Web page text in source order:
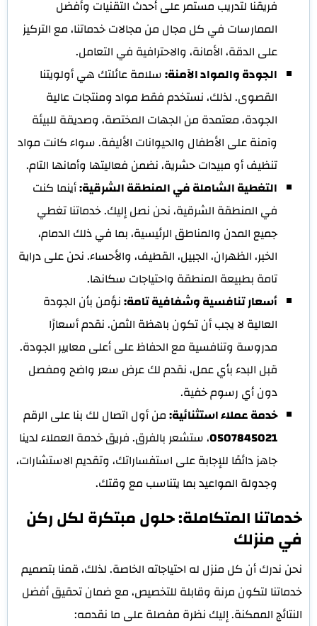
فريقنا لتدريب مستمر على أحدث التقنيات وأفضل
الممارسات في كل مجال من مجالات خدماتنا، مع التركيز
على الدقة، الأمانة، والاحترافية في التعامل.
الجودة والمواد الآمنة:سلامة عائلتك هي أولويتنا
القصوى. لذلك، نستخدم فقط مواد ومنتجات عالية
الجودة، معتمدة من الجهات المختصة، وصديقة للبيئة
وآمنة على الأطفال والحيوانات الأليفة. سواء كانت مواد
تنظيف أو مبيدات حشرية، نضمن فعاليتها وأمانها التام.
التغطية الشاملة في المنطقة الشرقية:أينما كنت
في المنطقة الشرقية، نحن نصل إليك. خدماتنا تغطي
جميع المدن والمناطق الرئيسية، بما في ذلك الدمام،
الخبر، الظهران، الجبيل، القطيف، والأحساء. نحن على دراية
تامة بطبيعة المنطقة واحتياجات سكانها.
أسعار تنافسية وشفافية تامة:نؤمن بأن الجودة
العالية لا يجب أن تكون باهظة الثمن. نقدم أسعارًا
مدروسة وتنافسية مع الحفاظ على أعلى معايير الجودة.
قبل البدء بأي عمل، نقدم لك عرض سعر واضح ومفصل
دون أي رسوم خفية.
خدمة عملاء استثنائية:من أول اتصال لك بنا على الرقم
0507845021، ستشعر بالفرق. فريق خدمة العملاء لدينا
جاهز دائمًا للإجابة على استفساراتك، وتقديم الاستشارات،
وجدولة المواعيد بما يتناسب مع وقتك.
خدماتنا المتكاملة: حلول مبتكرة لكل ركن
في منزلك
نحن ندرك أن كل منزل له احتياجاته الخاصة. لذلك، قمنا بتصميم
خدماتنا لتكون مرنة وقابلة للتخصيص، مع ضمان تحقيق أفضل
النتائج الممكنة. إليك نظرة مفصلة على ما نقدمه: